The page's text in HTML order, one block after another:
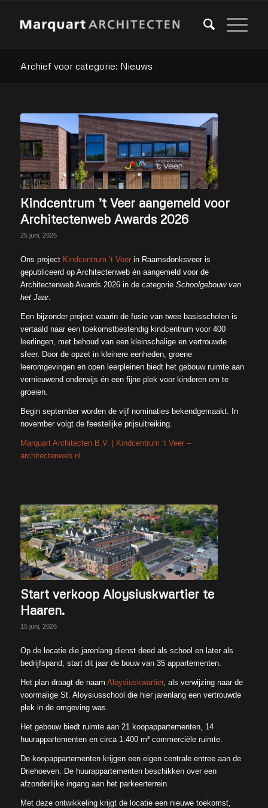
Archief voor categorie: Nieuws
Kindcentrum ’t Veer aangemeld voor
Architectenweb Awards 2026
25 juni, 2026
Ons project Kindcentrum ’t Veerin Raamsdonksveer is
gepubliceerd op Architectenweb én aangemeld voor de
Architectenweb Awards 2026 in de categorie Schoolgebouw van
het Jaar.
Een bijzonder project waarin de fusie van twee basisscholen is
vertaald naar een toekomstbestendig kindcentrum voor 400
leerlingen, met behoud van een kleinschalige en vertrouwde
sfeer. Door de opzet in kleinere eenheden, groene
leeromgevingen en open leerpleinen biedt het gebouw ruimte aan
vernieuwend onderwijs én een fijne plek voor kinderen om te
groeien.
Begin september worden de vijf nominaties bekendgemaakt. In
november volgt de feestelijke prijsuitreiking.
Marquart Architecten B.V. | Kindcentrum ‘t Veer –
architectenweb.nl
Start verkoop Aloysiuskwartier te
Haaren.
15 juni, 2026
Op de locatie die jarenlang dienst deed als school en later als
bedrijfspand, start dit jaar de bouw van 35 appartementen.
Het plan draagt de naam Aloysiuskwartier, als verwijzing naar de
voormalige St. Aloysiusschool die hier jarenlang een vertrouwde
plek in de omgeving was.
Het gebouw biedt ruimte aan 21 koopappartementen, 14
huurappartementen en circa 1.400 m² commerciële ruimte.
De koopappartementen krijgen een eigen centrale entree aan de
Driehoeven. De huurappartementen beschikken over een
afzonderlijke ingang aan het parkeerterrein.
Met deze ontwikkeling krijgt de locatie een nieuwe toekomst,